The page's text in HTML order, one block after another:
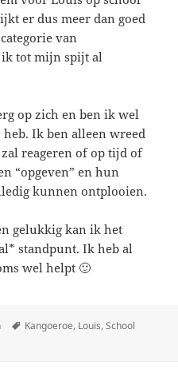
er dus meer dan goed
van
ik tot mijn spijt al
op zich en ben ik wel
Ik ben alleen wreed
reageren of op tijd of
“opgeven” en hun
kunnen ontplooien.
gelukkig kan ik het
standpunt. Ik heb al
wel helpt 🙂
Tags
Kangoeroe, Louis,School